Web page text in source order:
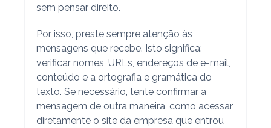
sem pensar direito.
Por isso, preste sempre atenção às
mensagens que recebe. Isto significa:
verificar nomes, URLs, endereços de e-mail,
conteúdo e a ortografia e gramática do
texto. Se necessário, tente confirmar a
mensagem de outra maneira, como acessar
diretamente o site da empresa que entrou